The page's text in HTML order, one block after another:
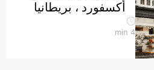
أكسفورد ، بريطانيا
4
min